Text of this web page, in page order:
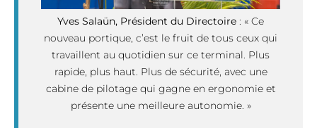
Yves Salaün, Président du Directoire : « Ce
nouveau portique, c’est le fruit de tous ceux qui
travaillent au quotidien sur ce terminal. Plus
rapide, plus haut. Plus de sécurité, avec une
cabine de pilotage qui gagne en ergonomie et
présente une meilleure autonomie. »